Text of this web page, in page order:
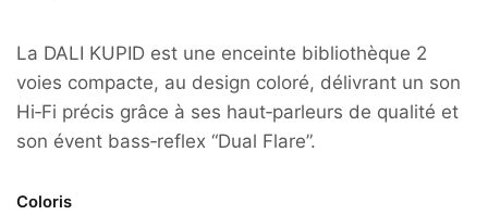
La DALI KUPID est une enceinte bibliothèque 2
voies compacte, au design coloré, délivrant un son
Hi‑Fi précis grâce à ses haut‑parleurs de qualité et
son évent bass‑reflex “Dual Flare”.
Coloris